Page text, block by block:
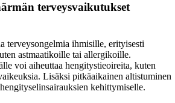
terveysvaikutukset
terveysongelmia ihmisille, erityisesti
astmaatikoille tai allergikoille.
voi aiheuttaa hengitystieoireita, kuten
Lisäksi pitkäaikainen altistuminen
kehittymiselle.